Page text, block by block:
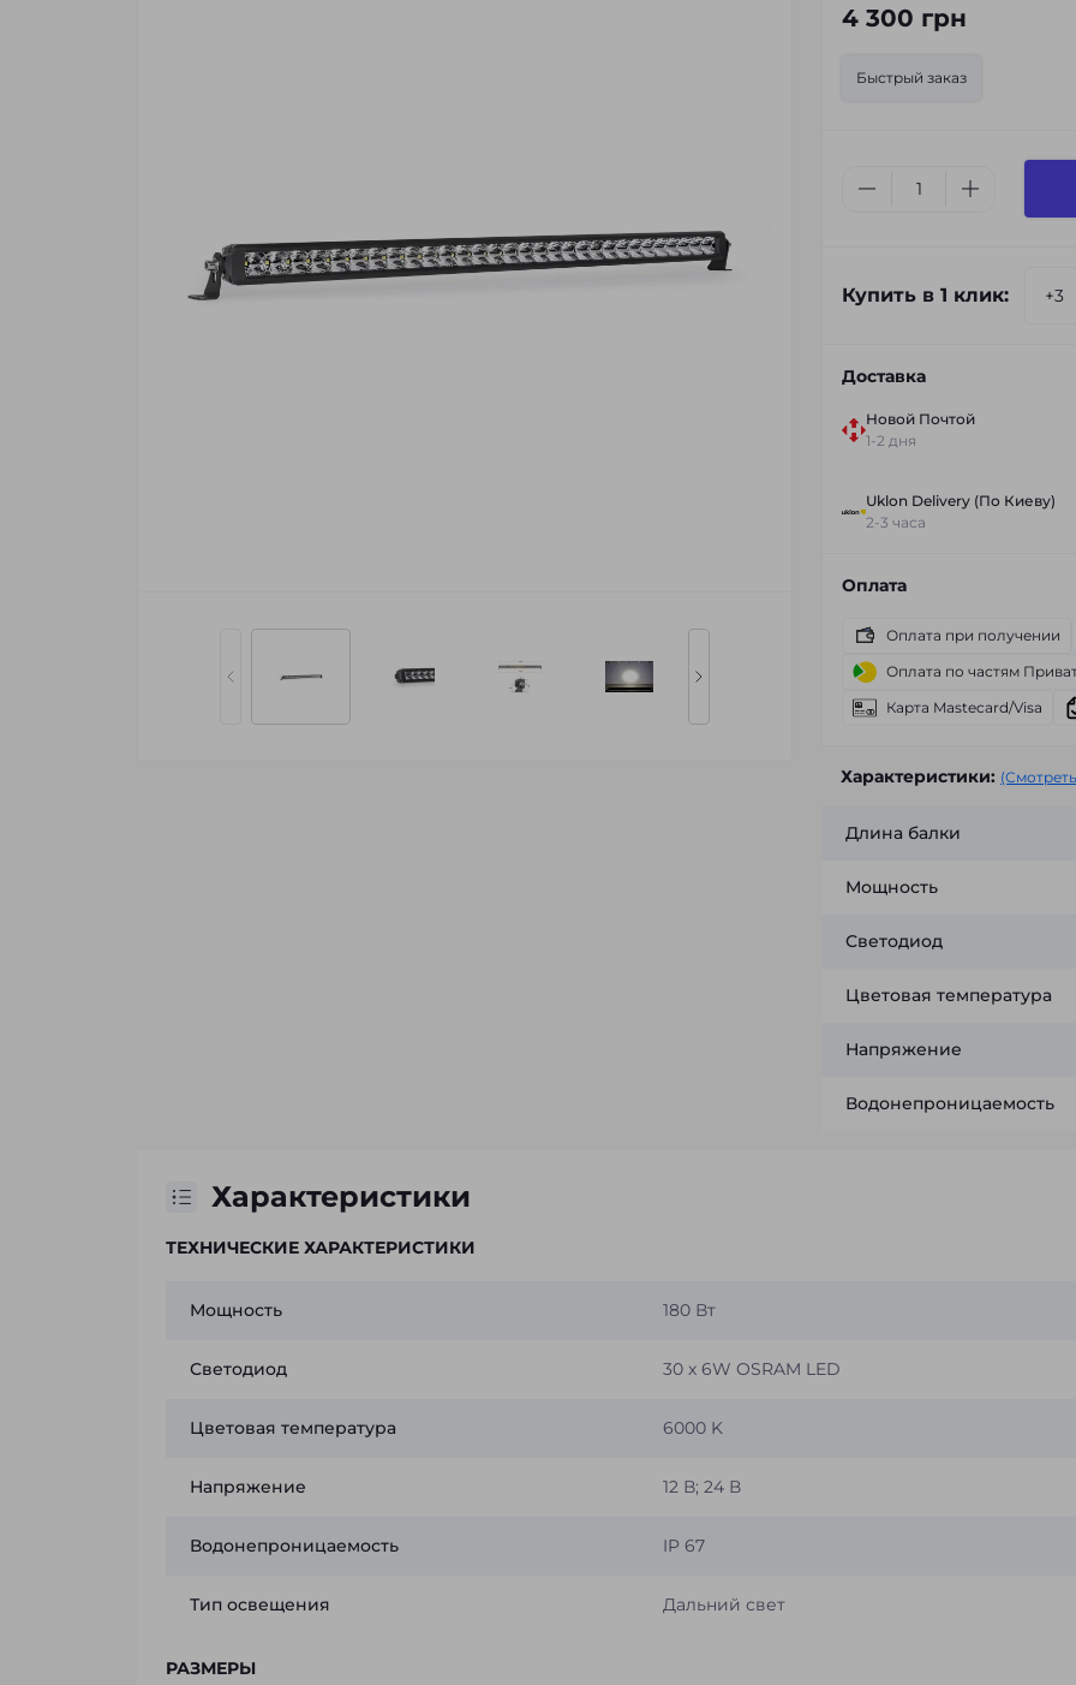
4 300 грн
Быстрый заказ
Купить в 1 клик:
Доставка
Новой Почтой
1-2 дня
Uklon Delivery (По Киеву)
2-3 часа
Оплата
Оплата при получении
Оплата по частям
Карта Mastecard/Visa
Характеристики:
Длина балки
Мощность
Светодиод
Цветовая температура
Напряжение
Водонепроницаемость
Характеристики
ТЕХНИЧЕСКИЕ ХАРАКТЕРИСТИКИ
Мощность 180 Вт
Светодиод 30 x 6W OSRAM LED
Цветовая температура 6000 K
Напряжение 12 В; 24 В
Водонепроницаемость IP 67
Тип освещения Дальний свет
РАЗМЕРЫ